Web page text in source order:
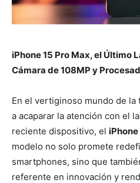
iPhone 15 Pro Max, el Último
Cámara de 108MP y
En el vertiginoso mundo de
a acaparar la atención con el
reciente dispositivo, el iPhone
modelo no solo promete
smartphones, sino que
referente en innovación y